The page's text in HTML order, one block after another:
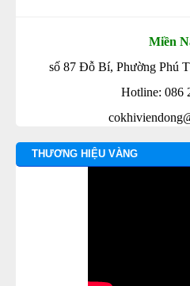
Miền
số 87 Đỗ Bí, Phường Phú
Hotline: 086
THƯƠNG HIỆU VÀNG